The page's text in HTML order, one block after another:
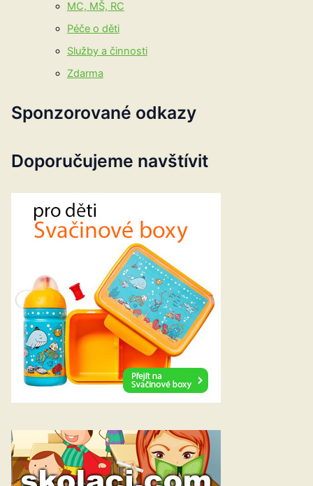
MC, MŠ, RC
Péče o děti
Služby a činnosti
Zdarma
Sponzorované odkazy
Doporučujeme navštívit